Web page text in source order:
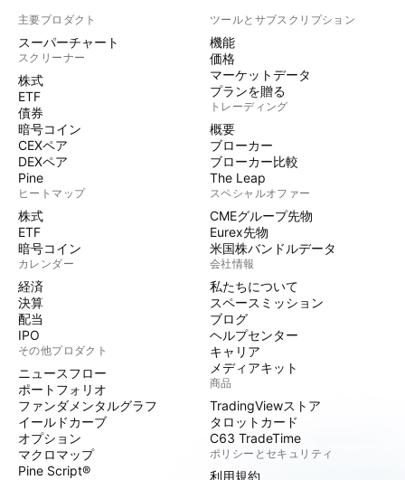
主要プロダクト
スーパーチャート
スクリーナー
株式
ETF
債券
暗号コイン
CEXペア
DEXペア
Pine
ヒートマップ
株式
ETF
暗号コイン
カレンダー
経済
決算
配当
IPO
その他プロダクト
ニュースフロー
ポートフォリオ
ファンダメンタルグラフ
イールドカーブ
オプション
マクロマップ
Pine Script®
ツールとサブスクリプション
機能
価格
マーケットデータ
プランを贈る
トレーディング
概要
ブローカー
ブローカー比較
The Leap
スペシャルオファー
CMEグループ先物
Eurex先物
米国株バンドルデータ
会社情報
私たちについて
スペースミッション
ブログ
ヘルプセンター
キャリア
メディアキット
商品
TradingViewストア
タロットカード
C63 TradeTime
ポリシーとセキュリティ
利用規約